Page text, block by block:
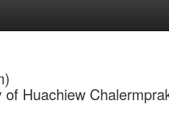
Huachiew